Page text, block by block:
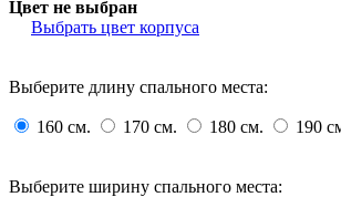
Цвет не выбран
Выбрать цвет корпуса
Выберите длину спального места:
160 см. 170 см. 180 см. 190
Выберите ширину спального места: